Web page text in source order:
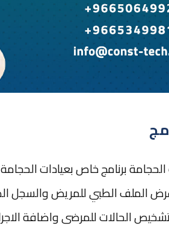
الحجامة برنامج خاص بعيادات
الملف الطبي للمريض والسجل
الحالات للمرضى واضافة